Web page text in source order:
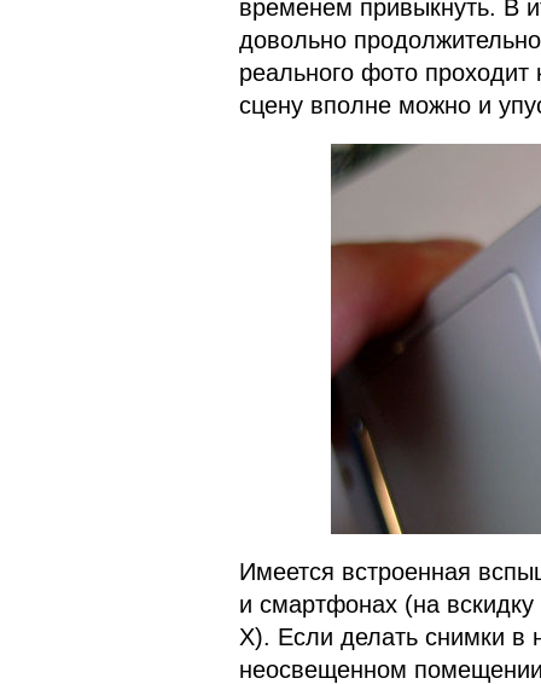
временем привыкнуть. В
довольно
реального фото
сцену вполне можно и
Имеется встроенная
и смартфонах (на
X). Если делать снимки в
неосвещенном